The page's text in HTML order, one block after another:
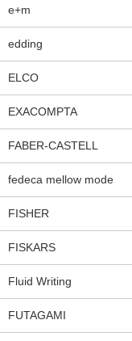
e+m
edding
ELCO
EXACOMPTA
FABER-CASTELL
fedeca mellow mode
FISHER
FISKARS
Fluid Writing
FUTAGAMI